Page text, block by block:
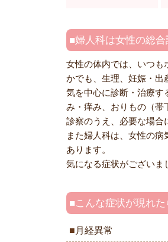
婦人科は女性の総
女性の体内では、いつも
かでも、生理、妊娠・出
気を中心に診断・治療す
み・痒み、おりもの（帯
診察のうえ、必要な場合
また婦人科は、女性の
あります。
気になる症状がございま
こんな症状が現れ
月経異常